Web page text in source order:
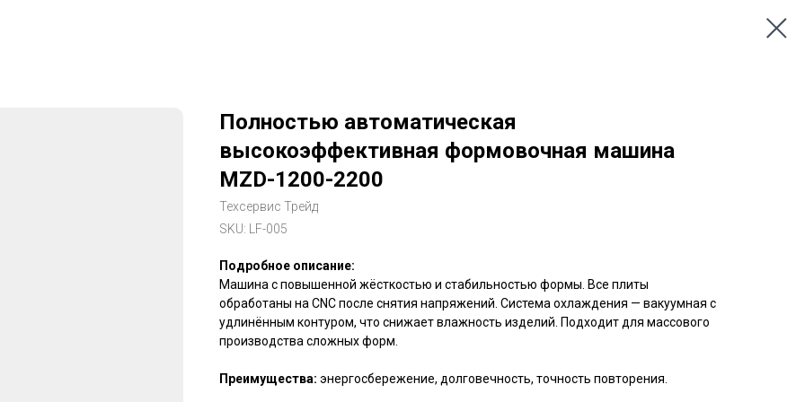
Полностью автоматическая
высокоэффективная формовочная машина
MZD-1200-2200
Техсервис Трейд
SKU:
LF-005
Подробное описание:
Машина с повышенной жёсткостью и стабильностью формы. Все плиты
обработаны на CNC после снятия напряжений. Система охлаждения — вакуумная с
удлинённым контуром, что снижает влажность изделий. Подходит для массового
производства сложных форм.
Преимущества: энергосбережение, долговечность, точность повторения.